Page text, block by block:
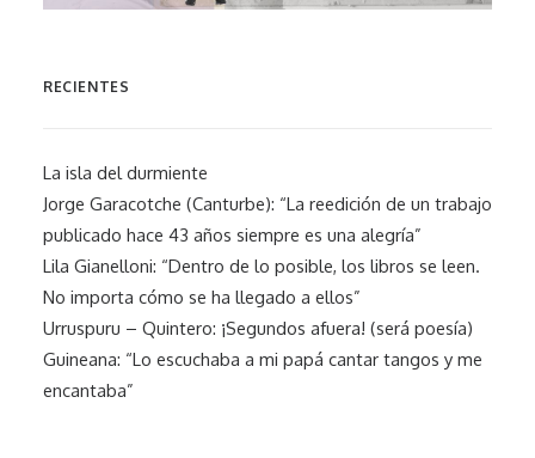
RECIENTES
La isla del durmiente
Jorge Garacotche (Canturbe): “La reedición de un trabajo
publicado hace 43 años siempre es una alegría”
Lila Gianelloni: “Dentro de lo posible, los libros se leen.
No importa cómo se ha llegado a ellos”
Urruspuru – Quintero: ¡Segundos afuera! (será poesía)
Guineana: “Lo escuchaba a mi papá cantar tangos y me
encantaba”